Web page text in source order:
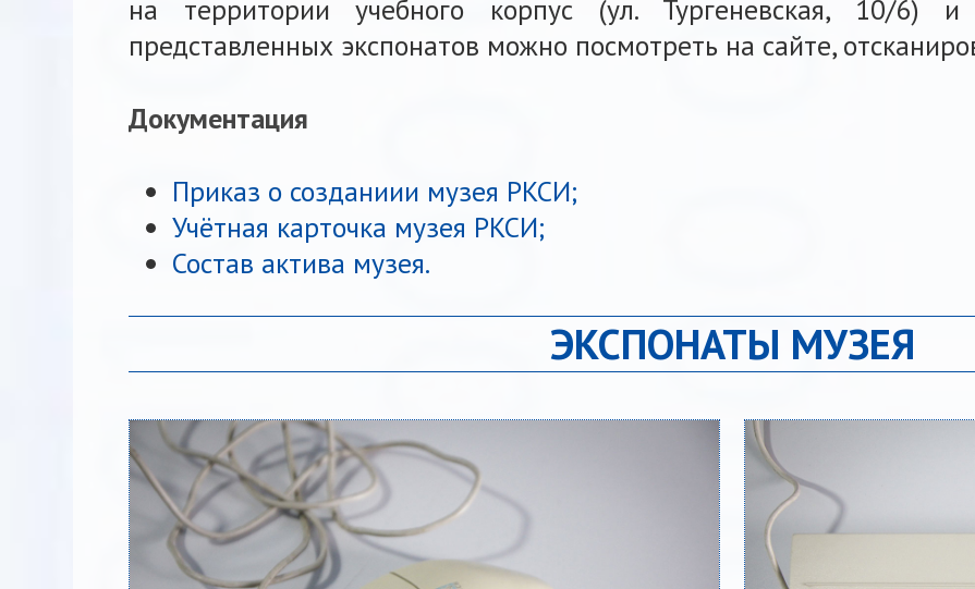
на территории учебного корпус (ул. Тургеневская, 10/6)
представленных экспонатов можно посмотреть на сайте,
Документация
Приказ о созданиии музея РКСИ;
Учётная карточка музея РКСИ;
Состав актива музея.
ЭКСПОНАТЫ МУЗЕЯ